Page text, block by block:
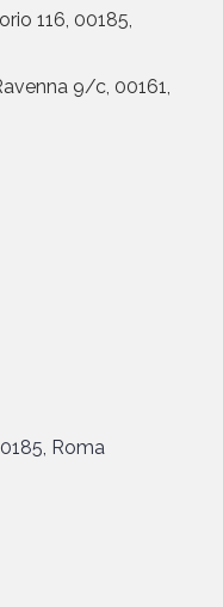
116, 00185,
9/c, 00161,
Roma